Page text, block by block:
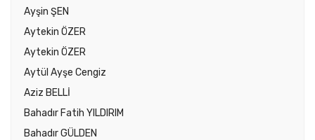
Ayşin ŞEN
Aytekin ÖZER
Aytekin ÖZER
Aytül Ayşe Cengiz
Aziz BELLİ
Bahadır Fatih YILDIRIM
Bahadır GÜLDEN